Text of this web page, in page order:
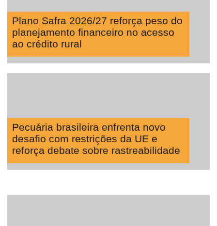
Plano Safra 2026/27 reforça peso do
planejamento financeiro no acesso
ao crédito rural
Pecuária brasileira enfrenta novo
desafio com restrições da UE e
reforça debate sobre rastreabilidade